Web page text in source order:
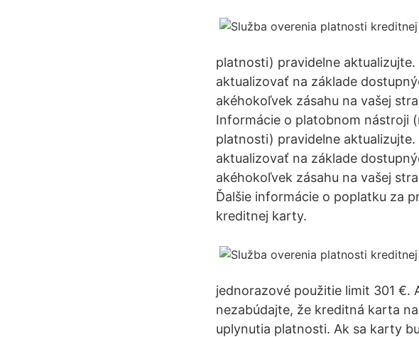
platnosti) pravidelne
aktualizovať na základe
akéhokoľvek zásahu na vašej
Informácie o platobnom nástroji
platnosti) pravidelne
aktualizovať na základe
akéhokoľvek zásahu na vašej
Ďalšie informácie o poplatku za
kreditnej karty.
jednorazové použitie limit 301 €.
nezabúdajte, že kreditná karta
uplynutia platnosti. Ak sa karty